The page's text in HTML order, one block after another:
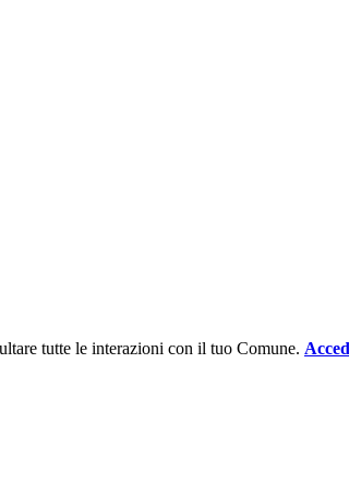
tutte le interazioni con il tuo Comune.